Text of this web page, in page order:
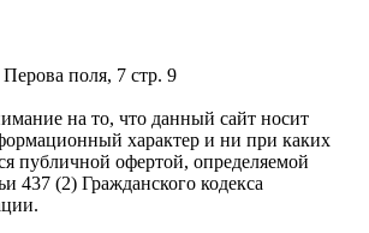
поля, 7 стр. 9
на то, что данный сайт носит
характер и ни при каких
публичной офертой, определяемой
437 (2) Гражданского кодекса